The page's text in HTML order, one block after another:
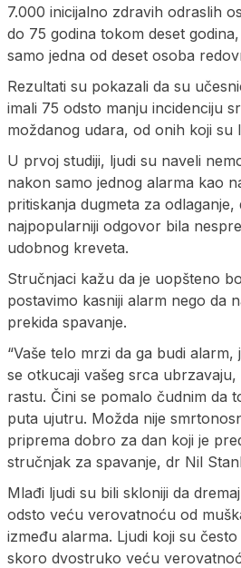
7.000 inicijalno zdravih odraslih
do 75 godina tokom deset
samo jedna od deset osoba
Rezultati su pokazali da su
imali 75 odsto manju incidenciju
moždanog udara, od onih koji su
U prvoj studiji, ljudi su naveli
nakon samo jednog alarma kao
pritiskanja dugmeta za odlaganje,
najpopularniji odgovor bila
udobnog kreveta.
Stručnjaci kažu da je uopšteno
postavimo kasniji alarm nego da
prekida spavanje.
“Vaše telo mrzi da ga budi
se otkucaji vašeg srca
rastu. Čini se pomalo čudnim da
puta ujutru. Možda nije
priprema dobro za dan koji je
stručnjak za spavanje, dr Nil
Mlađi ljudi su bili skloniji da
odsto veću verovatnoću od
između alarma. Ljudi koji su
skoro dvostruko veću